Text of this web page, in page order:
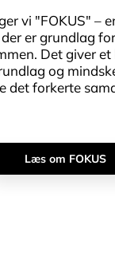
vi "FOKUS" –
er grundlag
Det giver et
og
det forkerte
Læs om FOKUS